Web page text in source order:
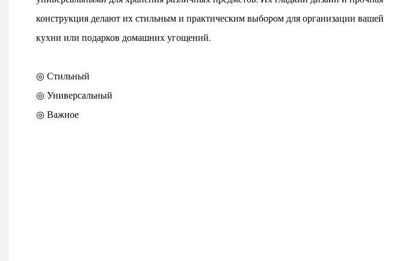
конструкция делают их стильным и практическим выбором для организации вашей
кухни или подарков домашних угощений.
◎ Стильный
◎ Универсальный
◎ Важное